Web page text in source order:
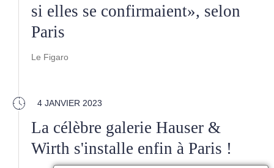
si elles se confirmaient», selon
Paris
Le Figaro
4 JANVIER 2023
La célèbre galerie Hauser &
Wirth s'installe enfin à Paris !